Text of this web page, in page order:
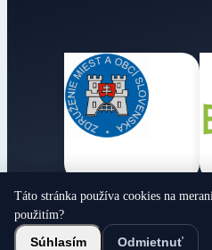
Obecné noviny
© 2026 Všetky práva vyhradené
Táto stránka používa cookies na
použitím?
Súhlasím Odmietnuť